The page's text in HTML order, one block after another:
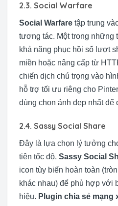
2.3. Social Warfare
Social Warfare tập trung
tương tác. Một trong những
khả năng phục hồi số lượt
miền hoặc nâng cấp từ
chiến dịch chú trọng vào
hỗ trợ tối ưu riêng cho
dùng chọn ảnh đẹp nhất để
2.4. Sassy Social Share
Đây là lựa chọn lý tưởng
tiên tốc độ. Sassy Social
icon tùy biến hoàn toàn
khác nhau) để phù hợp với
hiệu. Plugin chia sẻ mạng